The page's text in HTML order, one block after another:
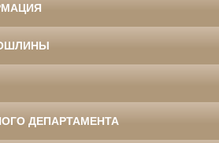
ДЕПАРТАМЕНТА